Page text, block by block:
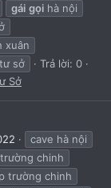
gái gọi hà nội
xuân
sở
Trả lời: 0
Sở
cave hà nội
trường chinh
trường chinh